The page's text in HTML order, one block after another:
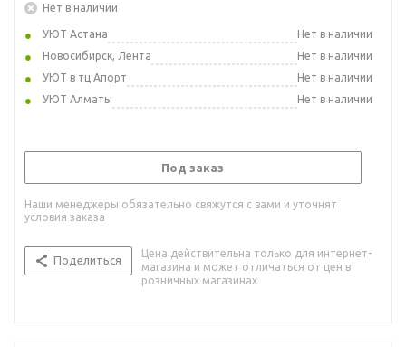
Нет в наличии
УЮТ Астана
Нет в наличии
Новосибирск, Лента
Нет в наличии
УЮТ в тц Апорт
Нет в наличии
УЮТ Алматы
Нет в наличии
Под заказ
Наши менеджеры обязательно свяжутся с вами и уточнят
условия заказа
Поделиться
Цена действительна только для интернет-
магазина и может отличаться от цен в
розничных магазинах